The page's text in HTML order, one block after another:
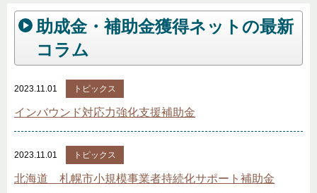
助成金・補助金獲得ネットの最新
コラム
2023.11.01 トピックス
インバウンド対応力強化支援補助金
2023.11.01 トピックス
北海道 札幌市小規模事業者持続化サポート補助金